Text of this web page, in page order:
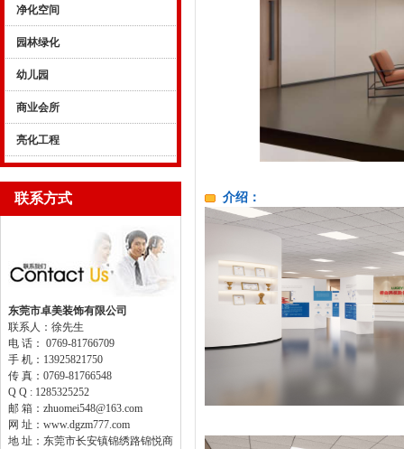
净化空间
园林绿化
幼儿园
商业会所
亮化工程
联系方式
东莞市卓美装饰有限公司
联系人：徐先生
电 话： 0769-81766709
手 机：13925821750
传 真：0769-81766548
Q Q : 1285325252
邮 箱：zhuomei548@163.com
网 址：www.dgzm777.com
地 址：东莞市长安镇锦绣路锦悦商
介绍：